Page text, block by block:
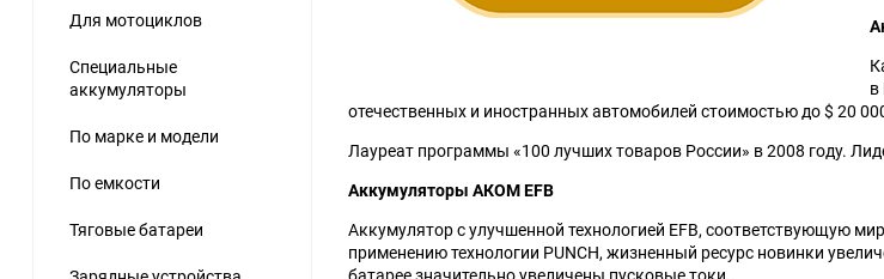
Для мотоциклов
Специальные
аккумуляторы
По марке и модели
По емкости
Тяговые батареи
в
отечественных и иностранных автомобилей стоимостью до $ 20
Лауреат программы «100 лучших товаров России» в 2008 году.
Аккумуляторы АКОМ EFB
Аккумулятор с улучшенной технологией EFB, соответствующую
применению технологии PUNCH, жизненный ресурс новинки